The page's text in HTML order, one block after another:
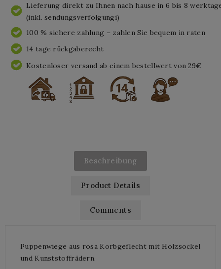
Lieferung direkt zu Ihnen nach hause in 6 bis 8
(inkl. sendungsverfolgungi)
100 % sichere zahlung – zahlen Sie bequem in raten
14 tage rückgaberecht
Kostenloser versand ab einem bestellwert von 29€
Beschreibung
Product Details
Comments
Puppenwiege aus rosa Korbgeflecht mit Holzsockel
und Kunststoffrädern.